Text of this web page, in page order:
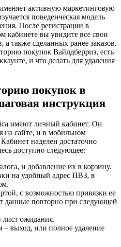
активную маркетинговую
поведенческая модель
После регистрации в
кабинете вы увидите все свои
а также сделанных ранее заказов.
покупок Вайлдберриз, есть
и что делать для удаления
покупок в
инструкция
имеют личный кабинет. Он
на сайте, и в мобильном
наделен достаточно
доступно следующее:
и добавление их в корзину.
на удобный адрес ПВЗ, в
с возможностью привязки ее
данные повторно при следующей
лист ожидания.
выход, или полное удаление